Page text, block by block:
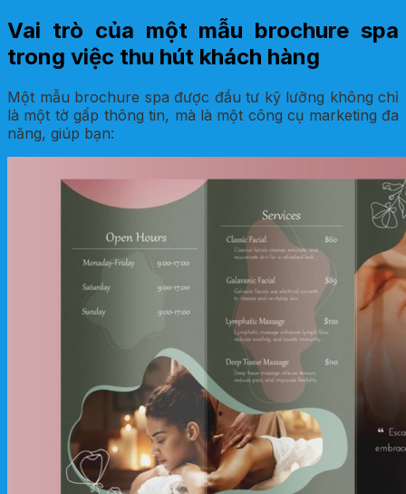
Vai trò của một mẫu brochure spa
trong việc thu hút khách hàng
Một mẫu brochure spa được đầu tư kỹ lưỡng không chỉ
là một tờ gấp thông tin, mà là một công cụ marketing đa
năng, giúp bạn: